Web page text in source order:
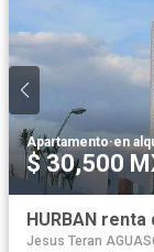
Apartamento·en
$ 30,500
Jesus Teran